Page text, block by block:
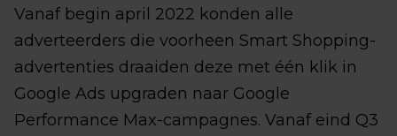
Vanaf begin april 2022 konden alle
adverteerders die voorheen Smart Shopping-
advertenties draaiden deze met één klik in
Google Ads upgraden naar Google
Performance Max-campagnes. Vanaf eind Q3